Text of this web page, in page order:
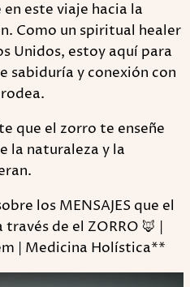
este viaje hacia la
Como un spiritual healer
Unidos, estoy aquí para
sabiduría y conexión con
que el zorro te enseñe
la naturaleza y la
los MENSAJES que el
de el ZORRO 🦊 |
| Medicina Holística**